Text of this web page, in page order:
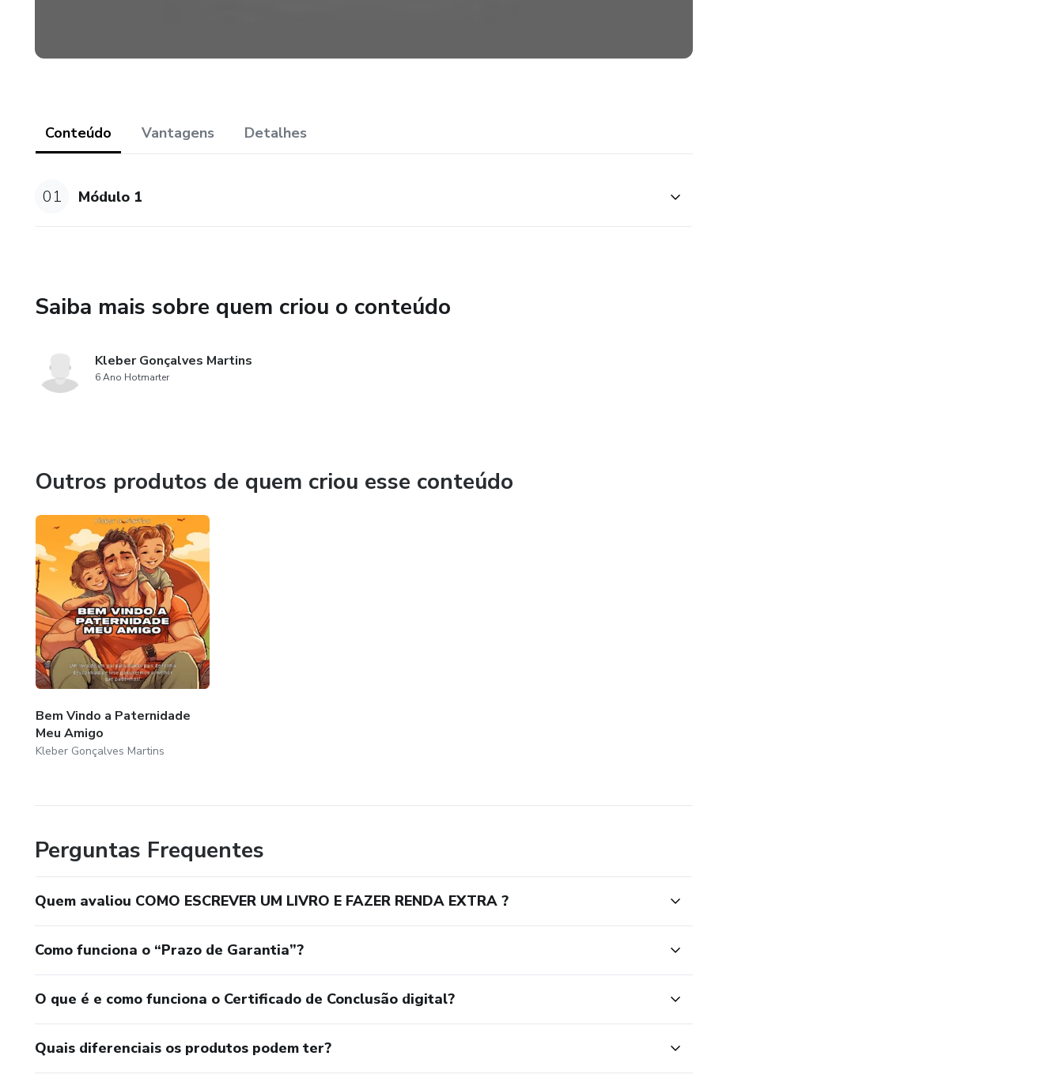
Conteúdo Vantagens Detalhes
01 Módulo 1
Saiba mais sobre quem criou o conteúdo
Kleber Gonçalves Martins
6 Ano Hotmarter
Outros produtos de quem criou esse conteúdo
Bem Vindo a Paternidade
Meu Amigo
Kleber Gonçalves Martins
Perguntas Frequentes
Quem avaliou COMO ESCREVER UM LIVRO E FAZER RENDA EXTRA ?
Como funciona o “Prazo de Garantia”?
O que é e como funciona o Certificado de Conclusão digital?
Quais diferenciais os produtos podem ter?